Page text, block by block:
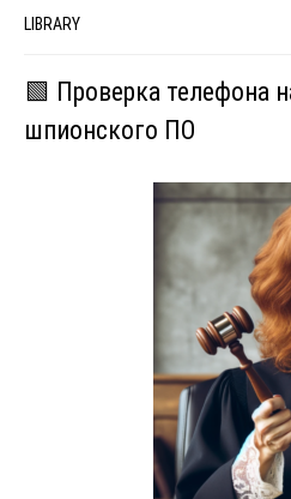
LIBRARY
🟩 Проверка телефона
шпионского ПО